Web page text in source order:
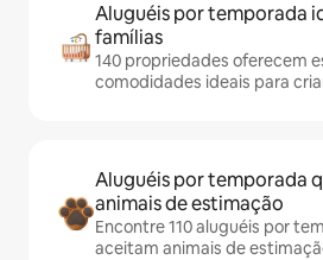
Aluguéis por temporada
famílias
140 propriedades oferecem
comodidades ideais para
Aluguéis por temporada
animais de estimação
Encontre 110 aluguéis por
aceitam animais de